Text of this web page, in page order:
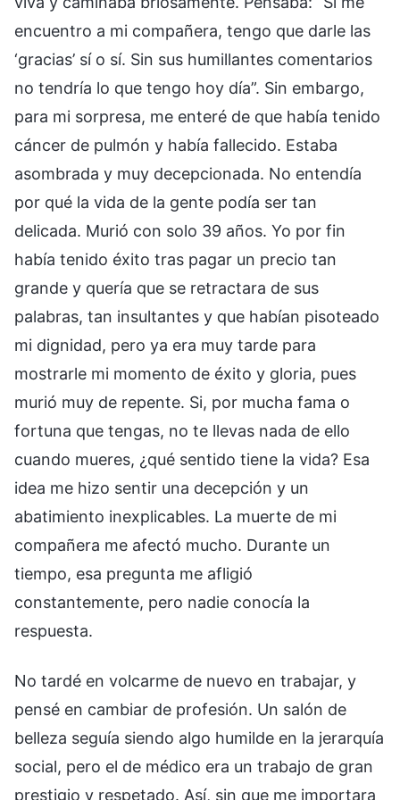
encuentro a mi compañera, tengo que darle las
‘gracias’ sí o sí. Sin sus humillantes comentarios
no tendría lo que tengo hoy día”. Sin embargo,
para mi sorpresa, me enteré de que había tenido
cáncer de pulmón y había fallecido. Estaba
asombrada y muy decepcionada. No entendía
por qué la vida de la gente podía ser tan
delicada. Murió con solo 39 años. Yo por fin
había tenido éxito tras pagar un precio tan
grande y quería que se retractara de sus
palabras, tan insultantes y que habían pisoteado
mi dignidad, pero ya era muy tarde para
mostrarle mi momento de éxito y gloria, pues
murió muy de repente. Si, por mucha fama o
fortuna que tengas, no te llevas nada de ello
cuando mueres, ¿qué sentido tiene la vida? Esa
idea me hizo sentir una decepción y un
abatimiento inexplicables. La muerte de mi
compañera me afectó mucho. Durante un
tiempo, esa pregunta me afligió
constantemente, pero nadie conocía la
respuesta.
No tardé en volcarme de nuevo en trabajar, y
pensé en cambiar de profesión. Un salón de
belleza seguía siendo algo humilde en la jerarquía
social, pero el de médico era un trabajo de gran
prestigio y respetado. Así, sin que me importara